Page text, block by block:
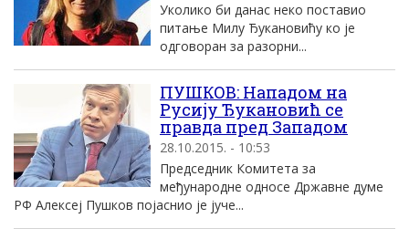
Уколико би данас неко поставио
питање Милу Ђукановићу ко је
одговоран за разорни...
ПУШКОВ: Нападом на
Русију Ђукановић се
правда пред Западом
28.10.2015. - 10:53
Председник Комитета за
међународне односе Државне думе
РФ Алексеј Пушков појаснио је јуче...